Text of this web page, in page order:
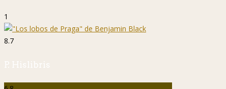
1
8.7
P. Hislibris